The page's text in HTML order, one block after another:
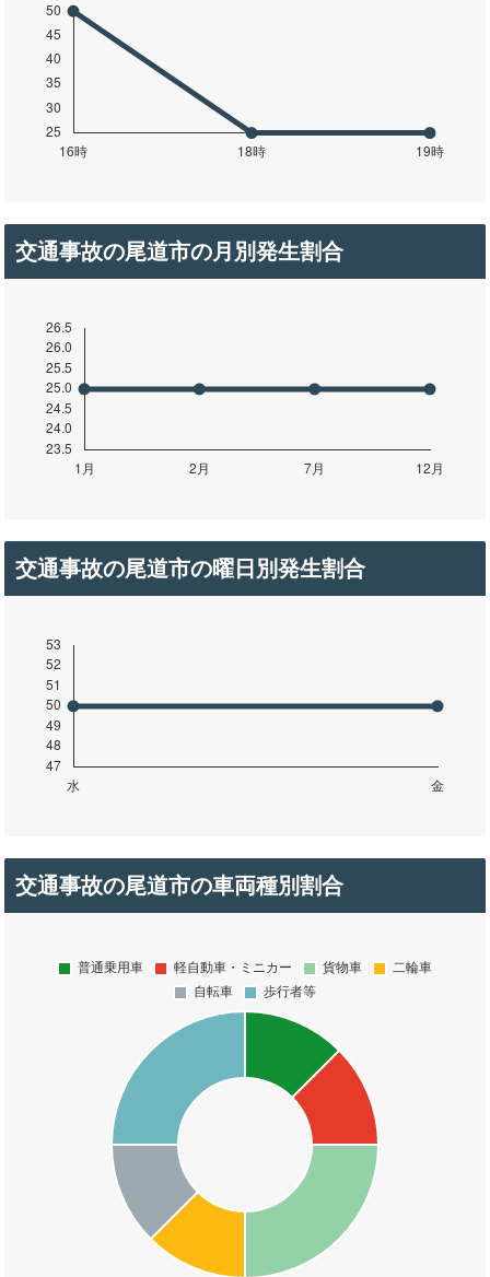
交通事故の尾道市の月別発生割合
交通事故の尾道市の曜日別発生割合
交通事故の尾道市の車両種別割合